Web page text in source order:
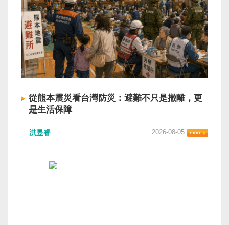
從熊本震災看台灣防災：避難不只是撤離，更
是生活保障
洪昱睿 2026-08-05